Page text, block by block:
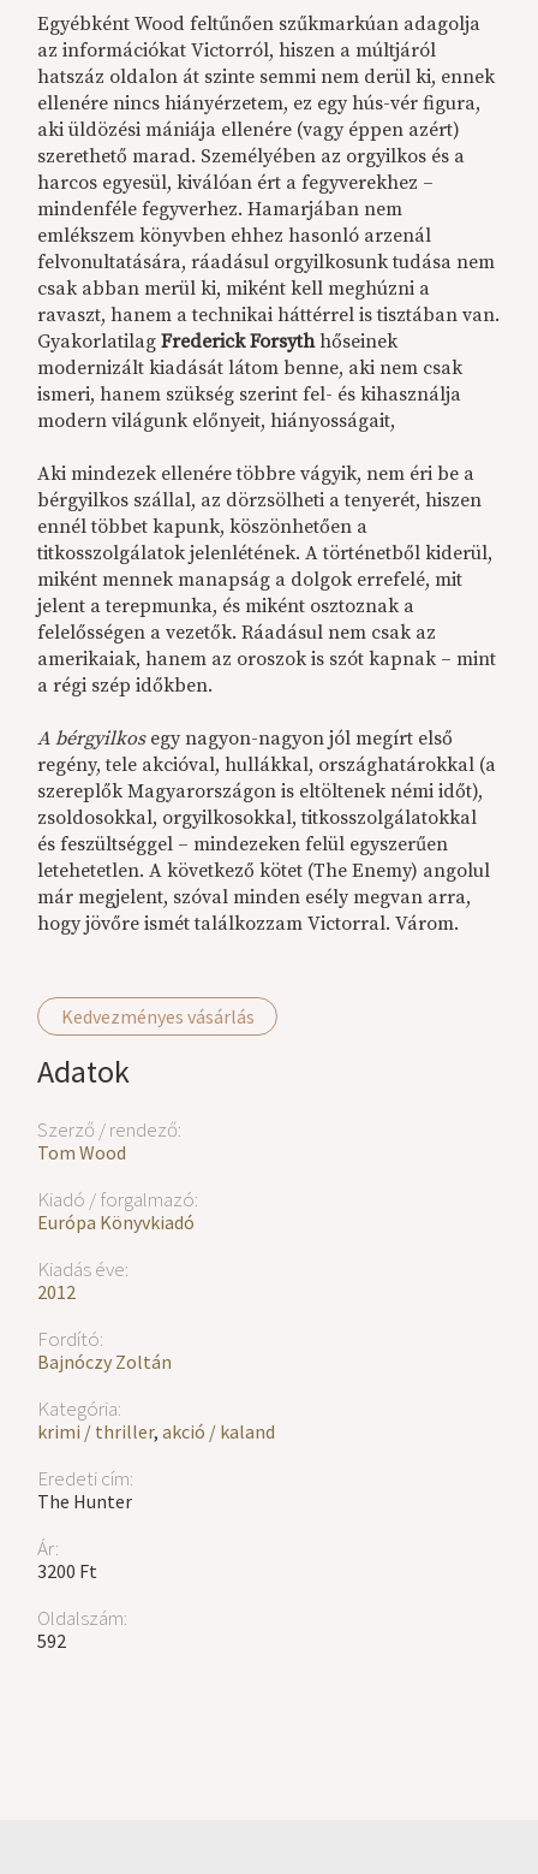
Kedvezményes vásárlás
Adatok
Szerző / rendező:
Tom Wood
Kiadó / forgalmazó:
Európa Könyvkiadó
Kiadás éve:
2012
Fordító:
Bajnóczy Zoltán
Kategória:
krimi / thriller,akció / kaland
Eredeti cím:
The Hunter
Ár:
3200 Ft
Oldalszám:
592
Egyébként Wood feltűnően szűkmarkúan adagolja
az információkat Victorról, hiszen a múltjáról
hatszáz oldalon át szinte semmi nem derül ki, ennek
ellenére nincs hiányérzetem, ez egy hús-vér figura,
aki üldözési mániája ellenére (vagy éppen azért)
szerethető marad. Személyében az orgyilkos és a
harcos egyesül, kiválóan ért a fegyverekhez –
mindenféle fegyverhez. Hamarjában nem
emlékszem könyvben ehhez hasonló arzenál
felvonultatására, ráadásul orgyilkosunk tudása nem
csak abban merül ki, miként kell meghúzni a
ravaszt, hanem a technikai háttérrel is tisztában van.
GyakorlatilagFrederick Forsythhőseinek
modernizált kiadását látom benne, aki nem csak
ismeri, hanem szükség szerint fel- és kihasználja
modern világunk előnyeit, hiányosságait,
Aki mindezek ellenére többre vágyik, nem éri be a
bérgyilkos szállal, az dörzsölheti a tenyerét, hiszen
ennél többet kapunk, köszönhetően a
titkosszolgálatok jelenlétének. A történetből kiderül,
miként mennek manapság a dolgok errefelé, mit
jelent a terepmunka, és miként osztoznak a
felelősségen a vezetők. Ráadásul nem csak az
amerikaiak, hanem az oroszok is szót kapnak – mint
a régi szép időkben.
A bérgyilkosegy nagyon-nagyon jól megírt első
regény, tele akcióval, hullákkal, országhatárokkal (a
szereplők Magyarországon is eltöltenek némi időt),
zsoldosokkal, orgyilkosokkal, titkosszolgálatokkal
és feszültséggel – mindezeken felül egyszerűen
letehetetlen. A következő kötet (The Enemy) angolul
már megjelent, szóval minden esély megvan arra,
hogy jövőre ismét találkozzam Victorral. Várom.